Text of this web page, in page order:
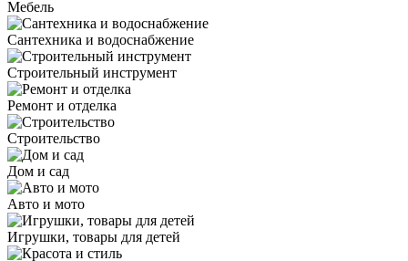
Мебель
Сантехника и водоснабжение
Строительный инструмент
Ремонт и отделка
Строительство
Дом и сад
Авто и мото
Игрушки, товары для детей